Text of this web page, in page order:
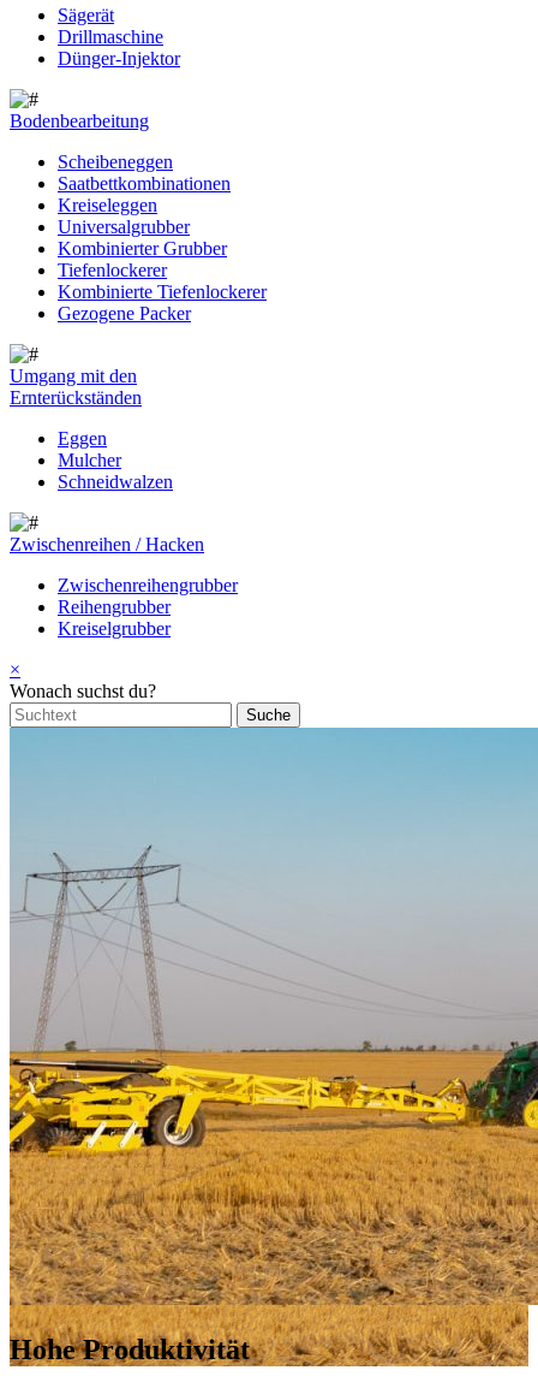
Sägerät
Drillmaschine
Dünger-Injektor
Bodenbearbeitung
Scheibeneggen
Saatbettkombinationen
Kreiseleggen
Universalgrubber
Kombinierter Grubber
Tiefenlockerer
Kombinierte Tiefenlockerer
Gezogene Packer
Umgang mit den
Ernterückständen
Eggen
Mulcher
Schneidwalzen
Zwischenreihen / Hacken
Zwischenreihengrubber
Reihengrubber
Kreiselgrubber
×
Wonach suchst du?
Hohe Produktivität